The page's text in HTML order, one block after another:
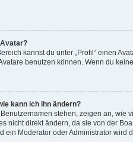
kannst du unter „Profil“ einen
benutzen können. Wenn du
kann ich ihn ändern?
stehen, zeigen an, wie
nicht direkt ändern, da sie von der
ein Moderator oder Administrator